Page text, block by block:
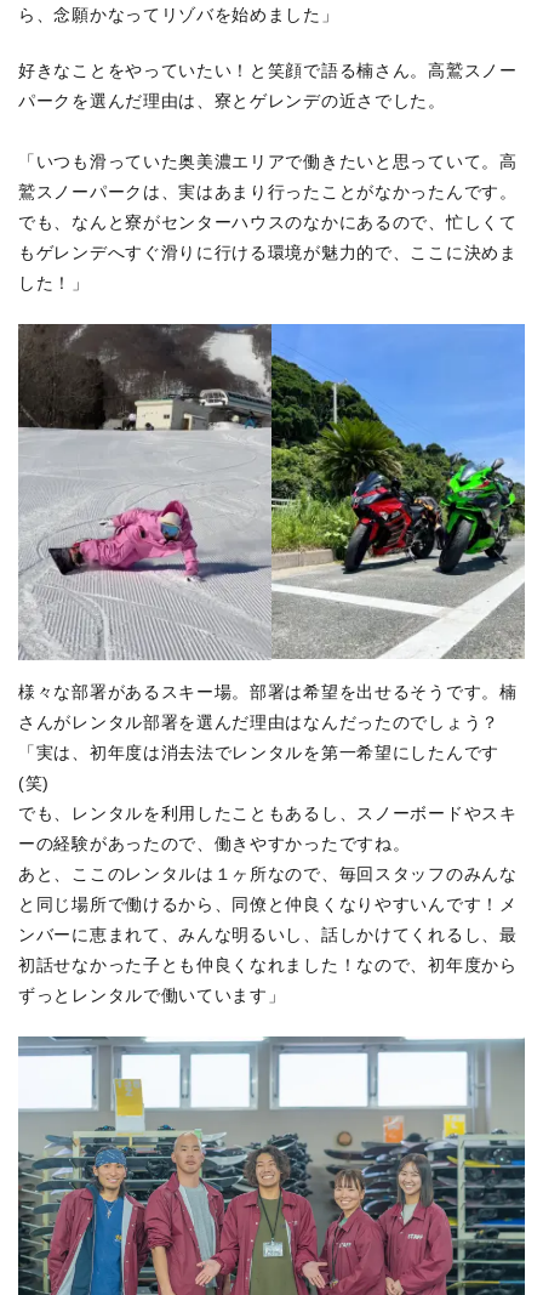
ら、念願かなってリゾバを始めました」
好きなことをやっていたい！と笑顔で語る楠さん。高鷲スノー
パークを選んだ理由は、寮とゲレンデの近さでした。
「いつも滑っていた奥美濃エリアで働きたいと思っていて。高
鷲スノーパークは、実はあまり行ったことがなかったんです。
でも、なんと寮がセンターハウスのなかにあるので、忙しくて
もゲレンデへすぐ滑りに行ける環境が魅力的で、ここに決めま
した！」
様々な部署があるスキー場。部署は希望を出せるそうです。楠
さんがレンタル部署を選んだ理由はなんだったのでしょう？
「実は、初年度は消去法でレンタルを第一希望にしたんです
(笑)
でも、レンタルを利用したこともあるし、スノーボードやスキ
ーの経験があったので、働きやすかったですね。
あと、ここのレンタルは１ヶ所なので、毎回スタッフのみんな
と同じ場所で働けるから、同僚と仲良くなりやすいんです！メ
ンバーに恵まれて、みんな明るいし、話しかけてくれるし、最
初話せなかった子とも仲良くなれました！なので、初年度から
ずっとレンタルで働いています」